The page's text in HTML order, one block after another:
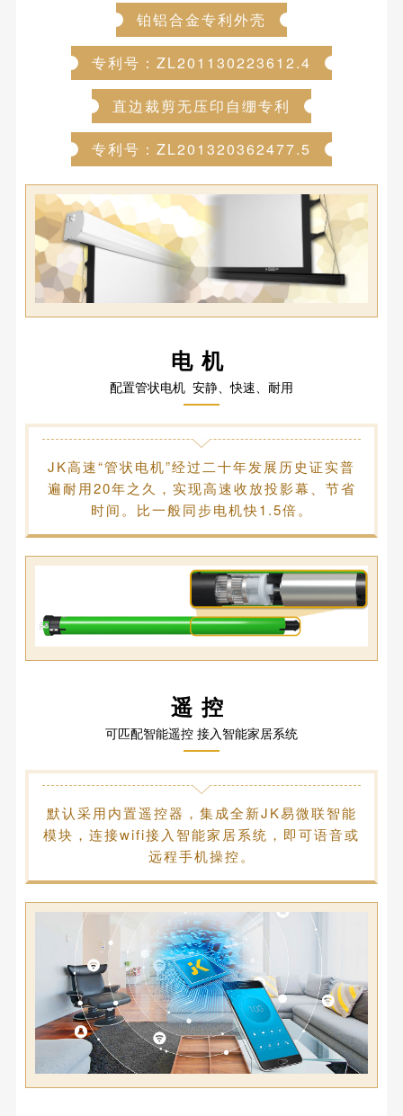
铂铝合金专利外壳
专利号：ZL201130223612.4
直边裁剪无压印自绷专利
专利号：ZL201320362477.5
电机
配置管状电机 安静、快速、耐用
JK高速“管状电机”经过二十年发展历史证实普
遍耐用20年之久，实现高速收放投影幕、节省
时间。比一般同步电机快1.5倍。
遥控
可匹配智能遥控 接入智能家居系统
默认采用内置遥控器，集成全新JK易微联智能
模块，连接wifi接入智能家居系统，即可语音或
远程手机操控。